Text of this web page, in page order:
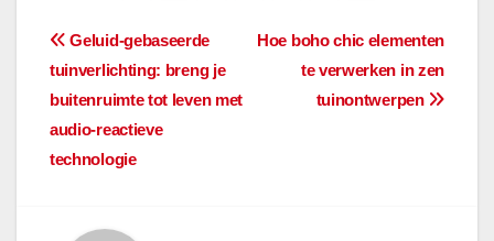
BerichtnavigatieHoe boho chic elementen
te verwerken in zen
tuinontwerpen
Geluid-gebaseerde
tuinverlichting: breng je
buitenruimte tot leven met
audio-reactieve
technologie